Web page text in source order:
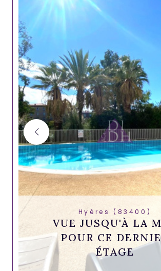
Hyères (83400)
VUE JUSQU'À LA
POUR CE
ÉTAGE